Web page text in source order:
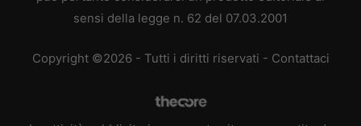
sensi della legge n. 62 del 07.03.2001
Copyright ©2026 - Tutti i diritti riservati - Contattaci